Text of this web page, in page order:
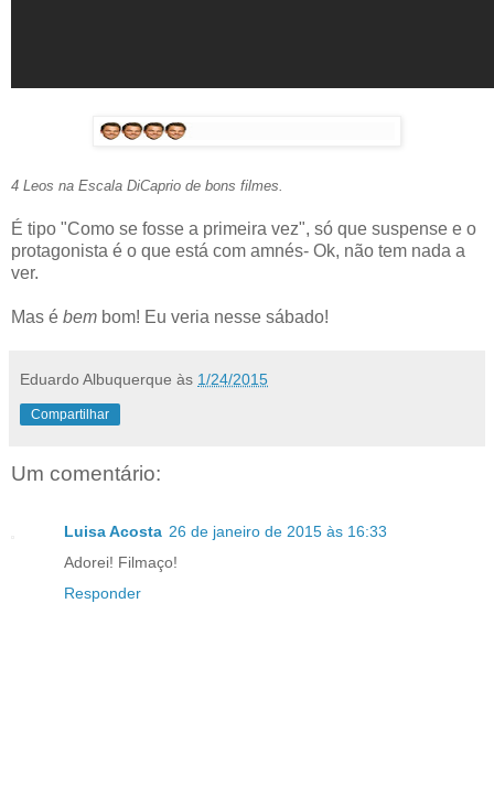
4 Leos na Escala DiCaprio de bons filmes.
É tipo "Como se fosse a primeira vez", só que suspense e o
protagonista é o que está com amnés- Ok, não tem nada a
ver.
Mas é bem bom! Eu veria nesse sábado!
Eduardo Albuquerque às 1/24/2015
Compartilhar
Um comentário:
Luisa Acosta 26 de janeiro de 2015 às 16:33
Adorei! Filmaço!
Responder